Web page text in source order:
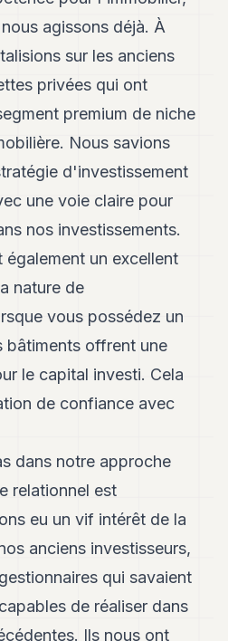
agissons déjà. À
sur les anciens
privées qui ont
premium de niche
Nous savions
d'investissement
une voie claire pour
nos investissements.
un excellent
nature de
vous possédez un
bâtiments offrent une
le capital investi. Cela
de confiance avec
dans notre approche
relationnel est
eu un vif intérêt de la
anciens investisseurs,
qui savaient
de réaliser dans
Ils nous ont